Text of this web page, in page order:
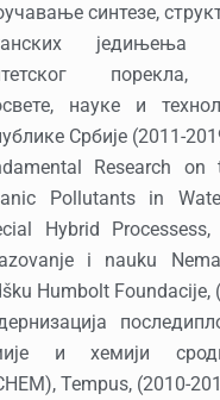
синтезе,
једињења
порекла,
науке и
Србије (2011-
Research
Pollutants in
Hybrid
i nauku
Humbolt Foundacije,
и хемији
Tempus, (2010-